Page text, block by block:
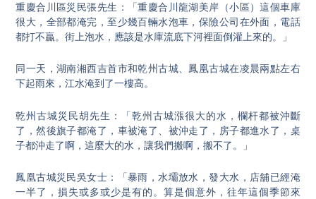
重慶合川區災民張先生：「重慶合川龍湖美岸（小區）這個車庫
很大，全部都淹完，至少幾百輛水泡車，保險公司在外面，電話
都打不贏。街上泡水，應該是水庫流底下河裡面倒灌上來的。」
同一天，湖南湘西吉首市和乾州古城、鳳凰古城在凌晨兩點左右
下起雨來，江水淹到了一樓高。
乾州古城災民胡先生：「乾州古城漲很大的水，欄杆都被沖斷
了，然後旗子都淹了，車被淹了、被沖走了，房子都進水了，桌
子都沖走了啊，這麼大的水，讓我們搬啊，搬不了。」
鳳凰古城災民吳女士：「暴雨，水壩放水，發大水，店舖已經淹
一半了，損失或多或少是有的。算是個意外，往年這個季節來